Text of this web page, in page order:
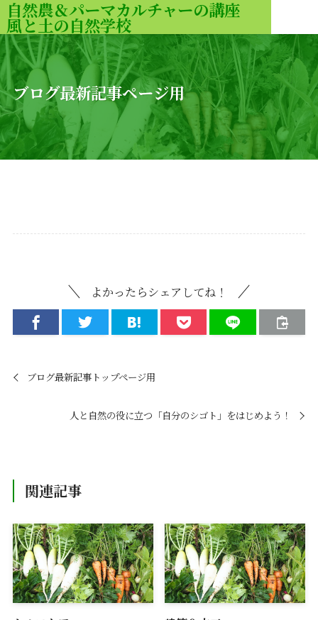
自然農＆パーマカルチャーの講座
風と土の自然学校
ブログ最新記事ページ用
よかったらシェアしてね！
ブログ最新記事トップページ用
人と自然の役に立つ「自分のシゴト」をはじめよう！
関連記事